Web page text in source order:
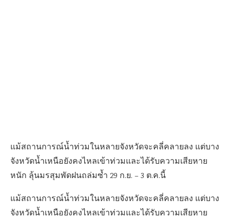
แม้สถานการณ์น้ำท่วมในหลายจังหวัดจะคลี่คลายลง แต่บาง
จังหวัดน้ำเหนือยังคงไหลเข้าท่วมและได้รับความเสียหาย
หนัก ลุ้นมรสุมพัดฝนถล่มซ้ำ 29 ก.ย. – 3 ต.ค.นี้
แม้สถานการณ์น้ำท่วมในหลายจังหวัดจะคลี่คลายลง แต่บาง
จังหวัดน้ำเหนือยังคงไหลเข้าท่วมและได้รับความเสียหาย